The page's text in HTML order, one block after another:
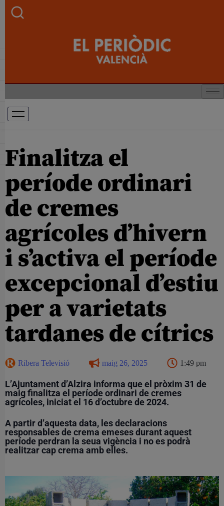
Finalitza el
període ordinari
de cremes
agrícoles d’hivern
i s’activa el període
excepcional d’estiu
per a varietats
tardanes de cítrics
Ribera Televisió maig 26, 2025 1:49 pm
L’Ajuntament d’Alzira informa que el pròxim 31 de
maig finalitza el període ordinari de cremes
agrícoles, iniciat el 16 d’octubre de 2024.
A partir d’aquesta data, les declaracions
responsables de crema emeses durant aquest
període perdran la seua vigència i no es podrà
realitzar cap crema amb elles.